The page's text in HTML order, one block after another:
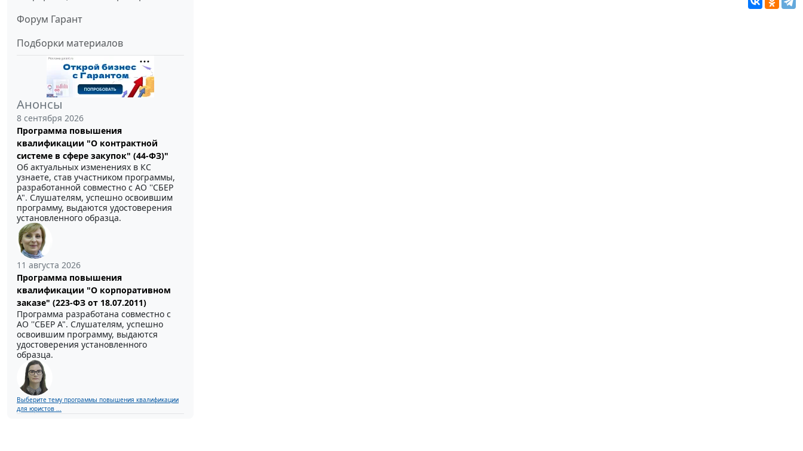
Форум Гарант
Подборки материалов
Анонсы
8 сентября 2026
Программа повышения
квалификации "О контрактной
системе в сфере закупок" (44-ФЗ)"
Об актуальных изменениях в КС
узнаете, став участником программы,
разработанной совместно с АО ''СБЕР
А". Слушателям, успешно освоившим
программу, выдаются удостоверения
установленного образца.
11 августа 2026
Программа повышения
квалификации "О корпоративном
заказе" (223-ФЗ от 18.07.2011)
Программа разработана совместно с
АО ''СБЕР А". Слушателям, успешно
освоившим программу, выдаются
удостоверения установленного
образца.
Выберите тему программы повышения квалификации
для юристов ...